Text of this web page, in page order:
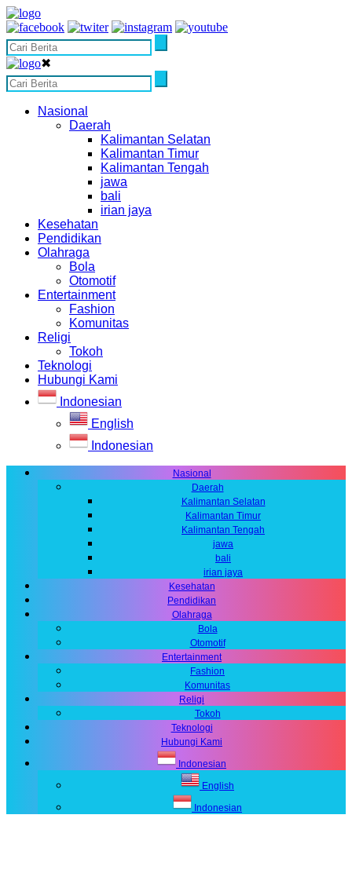
✖
Nasional
Daerah
Kalimantan Selatan
Kalimantan Timur
Kalimantan Tengah
jawa
bali
irian jaya
Kesehatan
Pendidikan
Olahraga
Bola
Otomotif
Entertainment
Fashion
Komunitas
Religi
Tokoh
Teknologi
Hubungi Kami
Indonesian
English
Indonesian
Nasional
Daerah
Kalimantan Selatan
Kalimantan Timur
Kalimantan Tengah
jawa
bali
irian jaya
Kesehatan
Pendidikan
Olahraga
Bola
Otomotif
Entertainment
Fashion
Komunitas
Religi
Tokoh
Teknologi
Hubungi Kami
Indonesian
English
Indonesian